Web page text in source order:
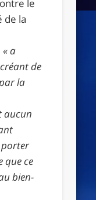
le
de la
«a
de
la
aucun
porter
que ce
bien-